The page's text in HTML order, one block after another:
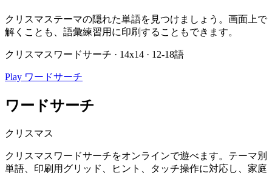
クリスマステーマの隠れた単語を見つけましょう。画面上で
解くことも、語彙練習用に印刷することもできます。
クリスマスワードサーチ · 14x14 · 12-18語
Play ワードサーチ
ワードサーチ
クリスマス
クリスマスワードサーチをオンラインで遊べます。テーマ別
単語、印刷用グリッド、ヒント、タッチ操作に対応し、家庭